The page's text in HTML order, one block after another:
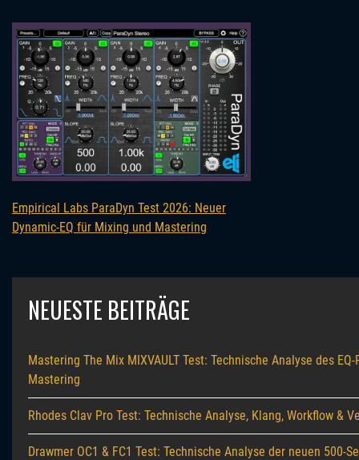
Empirical Labs ParaDyn Test 2026: Neuer
Dynamic-EQ für Mixing und Mastering
NEUESTE BEITRÄGE
Mastering The Mix MIXVAULT Test: Technische Analyse des
Mastering
Rhodes Clav Pro Test: Technische Analyse, Klang, Workflow &
Drawmer OC1 & FC1 Test: Technische Analyse der neuen 500-